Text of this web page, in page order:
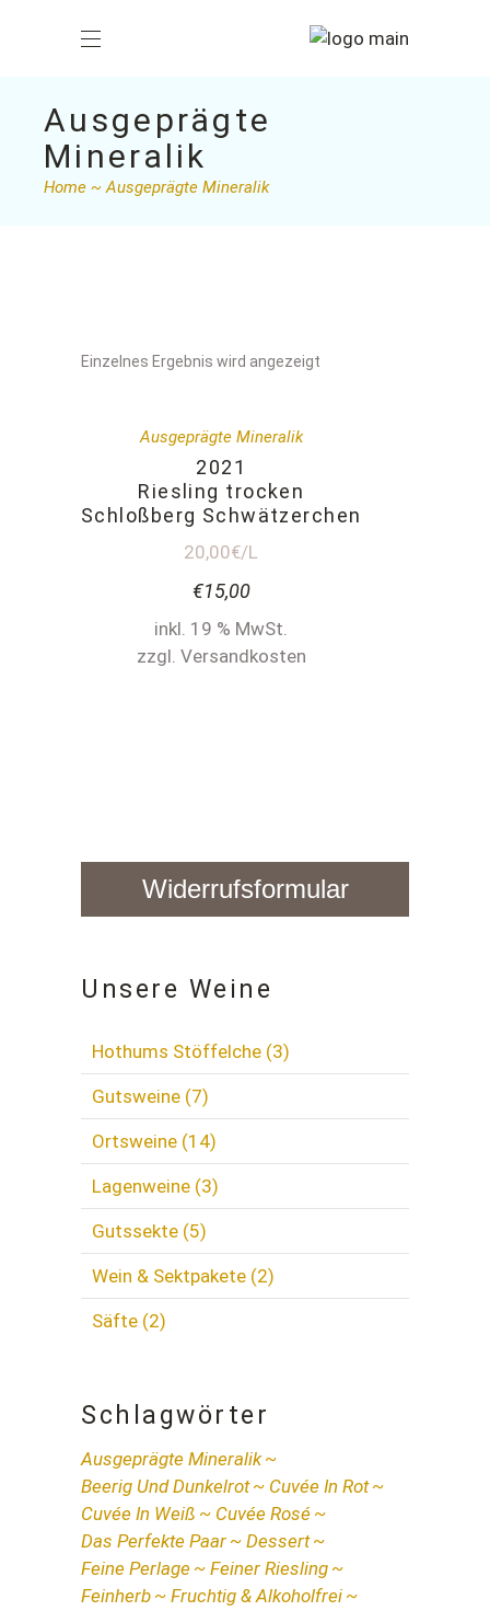
Ausgeprägte
Mineralik
Home Ausgeprägte Mineralik
Einzelnes Ergebnis wird angezeigt
Ausgeprägte Mineralik
2021
Riesling trocken
Schloßberg Schwätzerchen
20,00€/L
€15,00
inkl. 19 % MwSt.
zzgl. Versandkosten
Widerrufsformular
Unsere Weine
Hothums Stöffelche (3)
Gutsweine (7)
Ortsweine (14)
Lagenweine (3)
Gutssekte (5)
Wein & Sektpakete (2)
Säfte (2)
Schlagwörter
Ausgeprägte Mineralik
Beerig Und Dunkelrot
Cuvée In Rot
Cuvée In Weiß
Cuvée Rosé
Das Perfekte Paar
Dessert
Feine Perlage
Feiner Riesling
Feinherb
Fruchtig & Alkoholfrei